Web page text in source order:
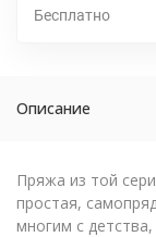
Бесплатно
Описание
Пряжа из той
простая,
многим с